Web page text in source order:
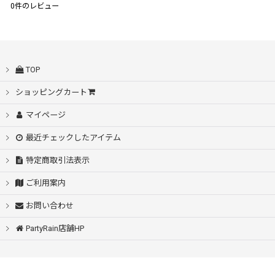
0件のレビュー
TOP
ショッピングカート
マイページ
最近チェックしたアイテム
特定商取引法表示
ご利用案内
お問い合わせ
PartyRain店舗HP